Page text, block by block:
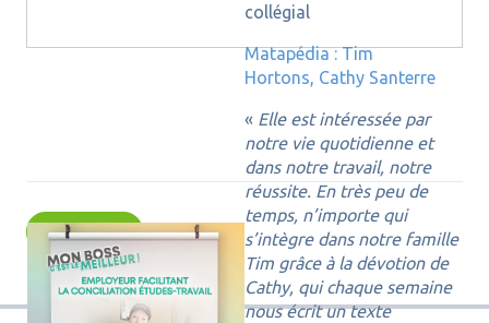
collégial
Matapédia : Tim
Hortons, Cathy Santerre
« Elle est intéressée par
notre vie quotidienne et
dans notre travail, notre
réussite. En très peu de
temps, n’importe qui
s’intègre dans notre famille
Tim grâce à la dévotion de
Cathy, qui chaque semaine
nous écrit un texte
Nouvelles